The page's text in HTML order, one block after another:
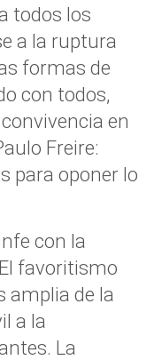
todos los
a la ruptura
formas de
con todos,
en
Freire:
para oponer lo
con la
favoritismo
amplia de la
a la
La